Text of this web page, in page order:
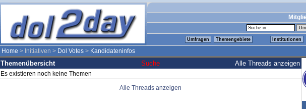
Umfragen Themengebiete Institutionen
Home > Initiativen > Dol Votes > Kandidateninfos
Themenübersicht Suche Alle Threads anzeigen
Es existieren noch keine Themen
Alle Threads anzeigen